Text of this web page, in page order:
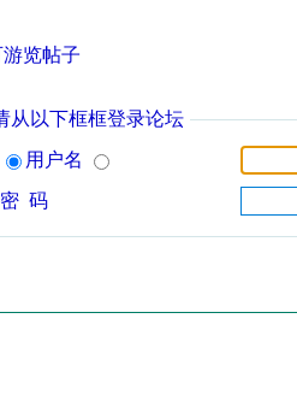
览帖子
从以下框框登录论坛
用户名
密 码